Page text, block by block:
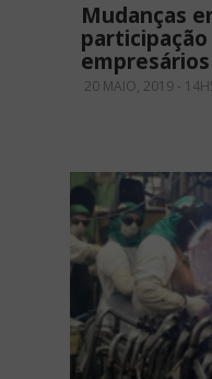
Mudanças
empresários
20 MAIO, 2019 -